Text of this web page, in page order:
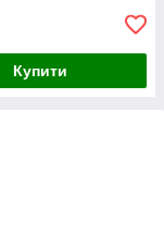
Купити